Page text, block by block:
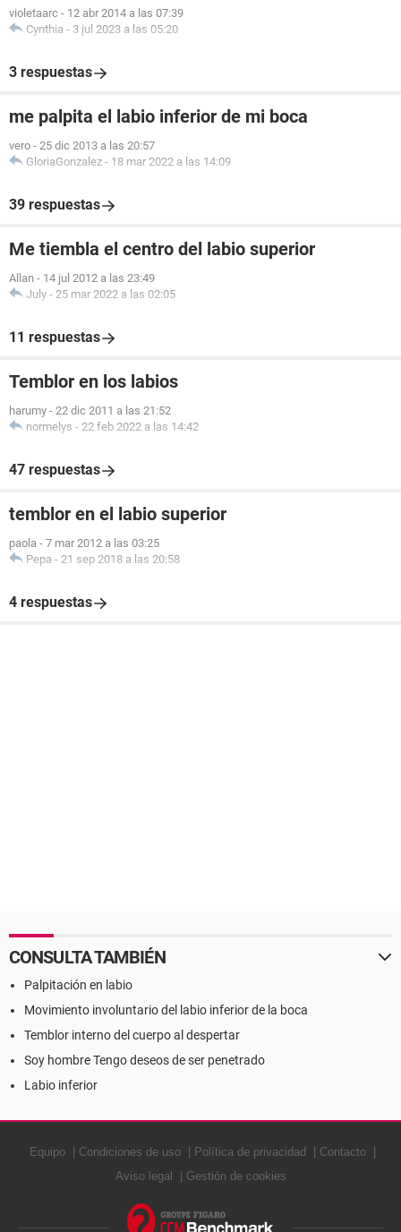
violetaarc - 12 abr 2014 a las 07:39
Cynthia - 3 jul 2023 a las 05:20
3 respuestas
me palpita el labio inferior de mi boca
vero - 25 dic 2013 a las 20:57
GloriaGonzalez - 18 mar 2022 a las 14:09
39 respuestas
Me tiembla el centro del labio superior
Allan - 14 jul 2012 a las 23:49
July - 25 mar 2022 a las 02:05
11 respuestas
Temblor en los labios
harumy - 22 dic 2011 a las 21:52
normelys - 22 feb 2022 a las 14:42
47 respuestas
temblor en el labio superior
paola - 7 mar 2012 a las 03:25
Pepa - 21 sep 2018 a las 20:58
4 respuestas
CONSULTA TAMBIÉN
Palpitación en labio
Movimiento involuntario del labio inferior de la boca
Temblor interno del cuerpo al despertar
Soy hombre Tengo deseos de ser penetrado
Labio inferior
Equipo Condiciones de uso Política de privacidad
Contacto
Aviso legal
Gestión de cookies